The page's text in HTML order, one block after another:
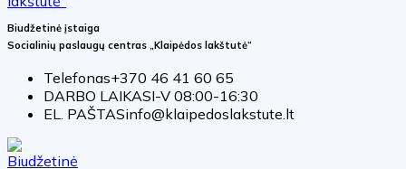
Biudžetinė įstaiga
Socialinių paslaugų centras „Klaipėdos lakštutė“
Telefonas+370 46 41 60 65
DARBO LAIKASI-V 08:00-16:30
EL. PAŠTASinfo@klaipedoslakstute.lt